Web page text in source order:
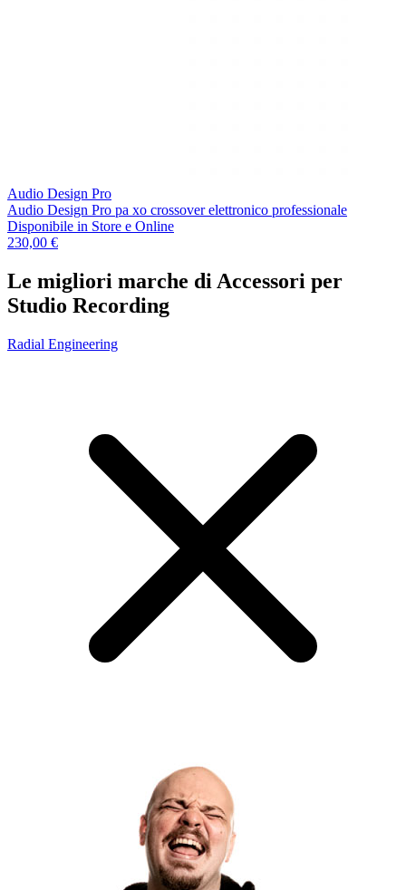
Audio Design Pro
Audio Design Pro pa xo crossover elettronico professionale
Disponibile in Store e Online
230,00 €
Le migliori marche di Accessori per
Studio Recording
Radial Engineering